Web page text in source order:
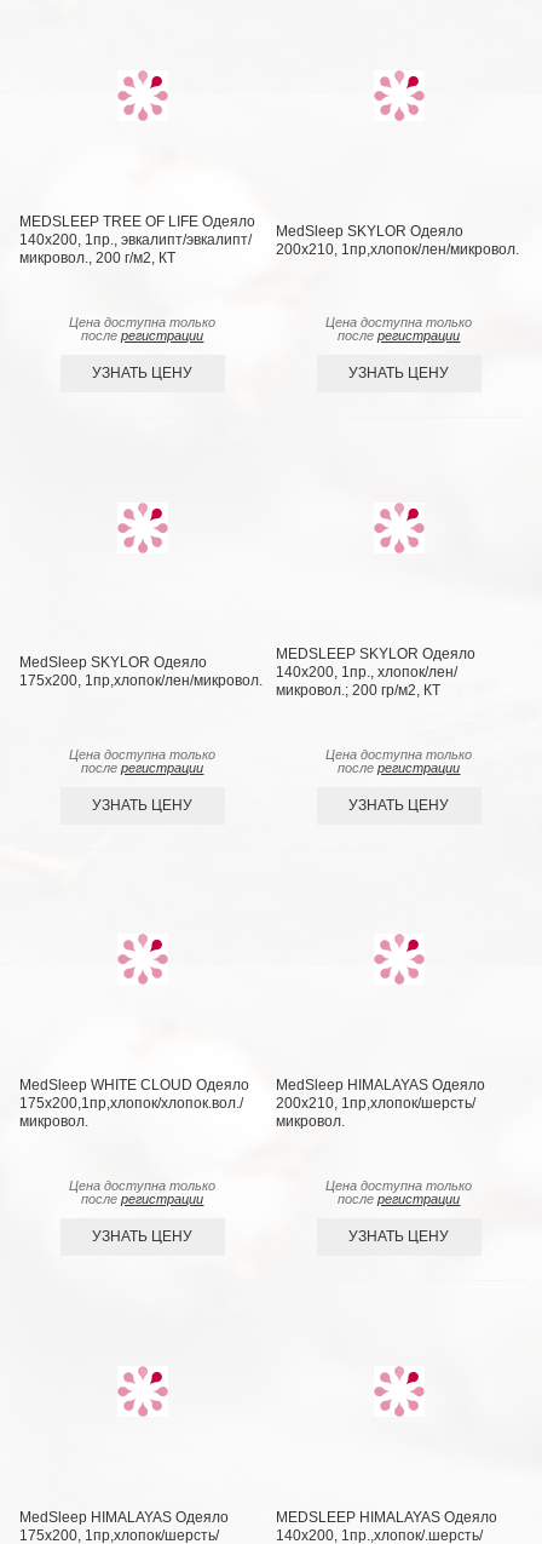
MEDSLEEP TREE OF LIFE Одеяло
140х200, 1пр., эвкалипт/эвкалипт/
микровол., 200 г/м2, КТ
Цена доступна только
послерегистрации
УЗНАТЬ ЦЕНУ
MedSleep SKYLOR Одеяло
200х210, 1пр,хлопок/лен/микровол.
Цена доступна только
послерегистрации
УЗНАТЬ ЦЕНУ
MedSleep SKYLOR Одеяло
175х200, 1пр,хлопок/лен/микровол.
Цена доступна только
послерегистрации
УЗНАТЬ ЦЕНУ
MEDSLEEP SKYLOR Одеяло
140х200, 1пр., хлопок/лен/
микровол.; 200 гр/м2, КТ
Цена доступна только
послерегистрации
УЗНАТЬ ЦЕНУ
MedSleep WHITE CLOUD Одеяло
175х200,1пр,хлопок/хлопок.вол./
микровол.
Цена доступна только
послерегистрации
УЗНАТЬ ЦЕНУ
MedSleep HIMALAYAS Oдеяло
200х210, 1пр,хлопок/шерсть/
микровол.
Цена доступна только
послерегистрации
УЗНАТЬ ЦЕНУ
MedSleep HIMALAYAS Oдеяло
175х200, 1пр,хлопок/шерсть/
MEDSLEEP HIMALAYAS Oдеяло
140х200, 1пр.,хлопок/.шерсть/